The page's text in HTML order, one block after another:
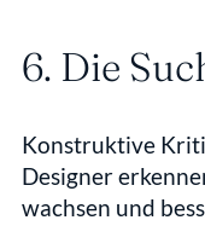
6. Die
Konstruktive
Designer
wachsen und